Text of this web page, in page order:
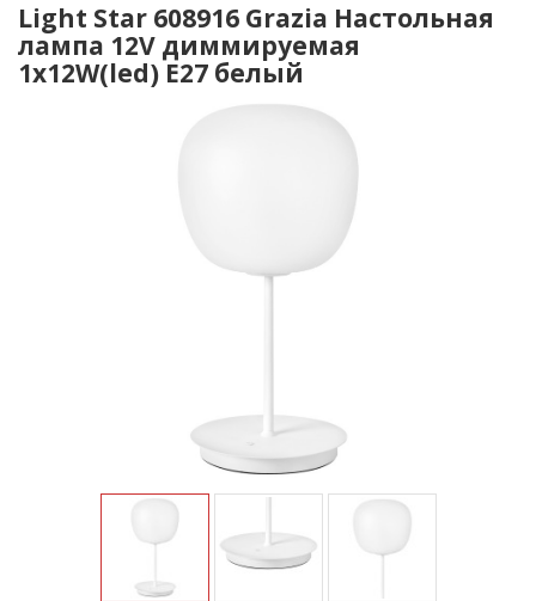
Light Star 608916 Grazia Настольная
лампа 12V диммируемая
1x12W(led) E27 белый